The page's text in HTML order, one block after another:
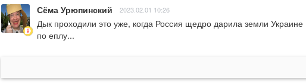
Сёма Урюпинский 2023.02.01 10:26
Дык проходили это уже, когда Россия щедро дарила земли
по еплу...